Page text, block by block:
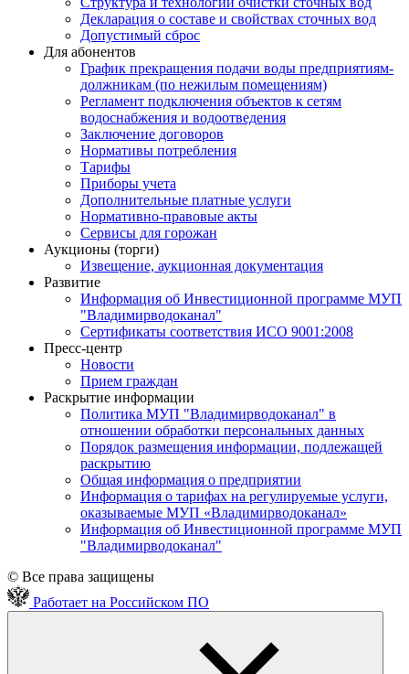
Декларация о составе и свойствах сточных вод
Допустимый сброс
Для абонентов
График прекращения подачи воды предприятиям-
должникам (по нежилым помещениям)
Регламент подключения объектов к сетям
водоснабжения и водоотведения
Заключение договоров
Нормативы потребления
Тарифы
Приборы учета
Дополнительные платные услуги
Нормативно-правовые акты
Сервисы для горожан
Аукционы (торги)
Извещение, аукционная документация
Развитие
Информация об Инвестиционной программе МУП
"Владимирводоканал"
Сертификаты соответствия ИСО 9001:2008
Пресс-центр
Новости
Прием граждан
Раскрытие информации
Политика МУП "Владимирводоканал" в
отношении обработки персональных данных
Порядок размещения информации, подлежащей
раскрытию
Общая информация о предприятии
Информация о тарифах на регулируемые услуги,
оказываемые МУП «Владимирводоканал»
Информация об Инвестиционной программе МУП
"Владимирводоканал"
© Все права защищены
Работает на Российском ПО